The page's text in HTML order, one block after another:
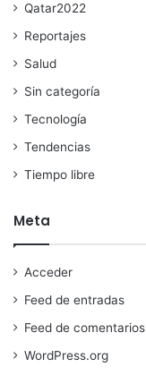
Qatar2022
Reportajes
Salud
Sin categoría
Tecnología
Tendencias
Tiempo libre
Meta
Acceder
Feed de entradas
Feed de comentarios
WordPress.org